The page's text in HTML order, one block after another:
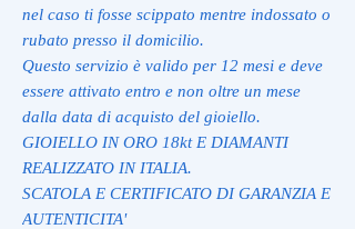
nel caso ti fosse scippato mentre indossato o
rubato presso il domicilio.
Questo servizio è valido per 12 mesi e deve
essere attivato entro e non oltre un mese
dalla data di acquisto del gioiello.
GIOIELLO IN ORO 18kt E DIAMANTI
REALIZZATO IN ITALIA.
SCATOLA E CERTIFICATO DI GARANZIA E
AUTENTICITA'